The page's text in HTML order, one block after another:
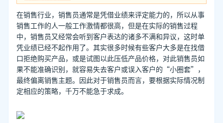
在销售行业，销售员通常是凭借业绩来评定能力的，所以从事
销售工作的人一般工作激情都很高，但是在实际的销售过程
中，销售员又经常会听到客户表达的诸多不满和异议，这时单
凭业绩已经不起作用了。其实很多时候有些客户大多是在找借
口拒绝购买产品，或是试图以此压低产品价格，对此销售员如
果不能准确识别，就容易失去客户或误入客户的“小圈套”，
最终偏离销售主题。因此对于销售员而言，要根据实际情况制
定相应的策略，千万不能急于求成。